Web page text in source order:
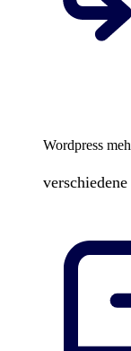
Wordpress